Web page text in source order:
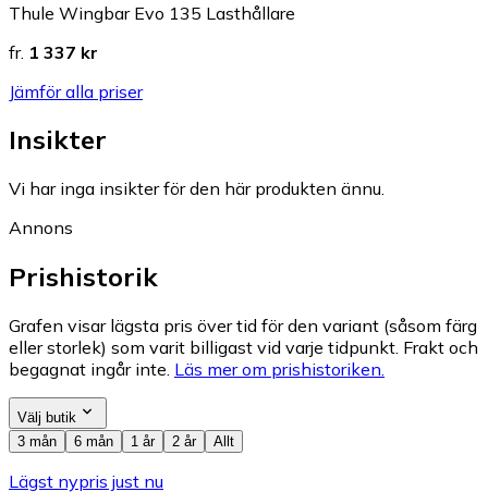
Thule Wingbar Evo 135 Lasthållare
fr. 1 337 kr
Jämför alla priser
Insikter
Vi har inga insikter för den här produkten ännu.
Annons
Prishistorik
Grafen visar lägsta pris över tid för den variant (såsom färg
eller storlek) som varit billigast vid varje tidpunkt. Frakt och
begagnat ingår inte. Läs mer om prishistoriken.
Välj butik
3 mån
6 mån 1 år 2 år Allt
Lägst nypris just nu